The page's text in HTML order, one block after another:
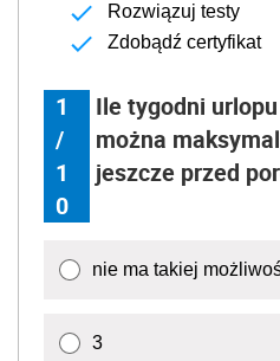
Rozwiązuj testy
Zdobądź certyfikat
1
/
1
0
Ile tygodni
można
jeszcze przed
nie ma takiej
3